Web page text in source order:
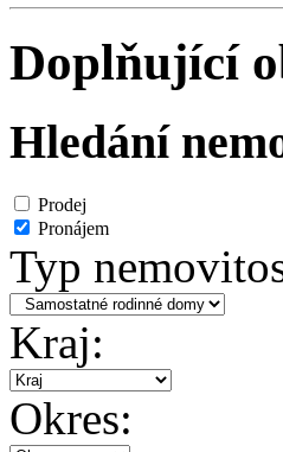
Doplňující
Hledání
Prodej
Pronájem
Typ
Kraj:
Okres: